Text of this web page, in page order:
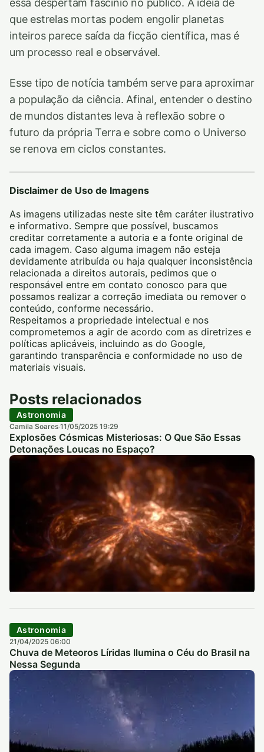
essa despertam fascínio no público. A ideia de
que estrelas mortas podem engolir planetas
inteiros parece saída da ficção científica, mas é
um processo real e observável.
Esse tipo de notícia também serve para aproximar
a população da ciência. Afinal, entender o destino
de mundos distantes leva à reflexão sobre o
futuro da própria Terra e sobre como o Universo
se renova em ciclos constantes.
Disclaimer de Uso de Imagens
As imagens utilizadas neste site têm caráter ilustrativo
e informativo. Sempre que possível, buscamos
creditar corretamente a autoria e a fonte original de
cada imagem. Caso alguma imagem não esteja
devidamente atribuída ou haja qualquer inconsistência
relacionada a direitos autorais, pedimos que o
responsável entre em contato conosco para que
possamos realizar a correção imediata ou remover o
conteúdo, conforme necessário.
Respeitamos a propriedade intelectual e nos
comprometemos a agir de acordo com as diretrizes e
políticas aplicáveis, incluindo as do Google,
garantindo transparência e conformidade no uso de
materiais visuais.
Posts relacionados
Astronomia
Camila Soares·11/05/2025 19:29
Explosões Cósmicas Misteriosas: O Que São Essas
Detonações Loucas no Espaço?
Astronomia
21/04/2025 06:00
Chuva de Meteoros Líridas Ilumina o Céu do Brasil na
Nessa Segunda